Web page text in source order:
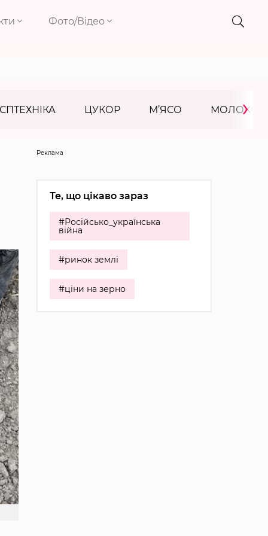
Фото/Відео
ЦУКОР М’ЯСО МОЛОКО
›
Реклама
Те, що цікаво зараз
#Російсько_українська
війна
#ринок землі
#ціни на зерно